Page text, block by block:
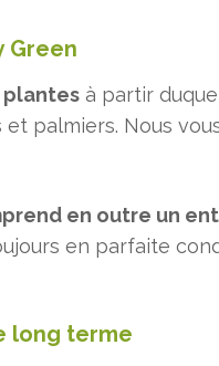
Green
plantes à partir
palmiers. Nous
en outre un
en parfaite
long terme